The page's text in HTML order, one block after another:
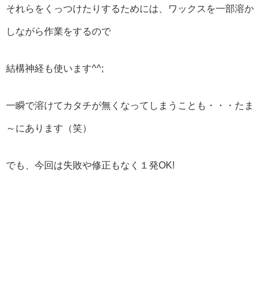
それらをくっつけたりするためには、ワックスを一部溶か
しながら作業をするので
結構神経も使います^^;
一瞬で溶けてカタチが無くなってしまうことも・・・たま
～にあります（笑）
でも、今回は失敗や修正もなく１発OK!